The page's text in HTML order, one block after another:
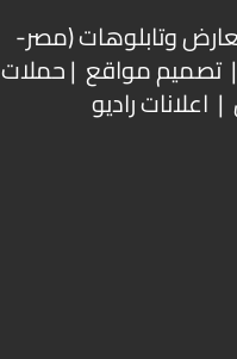
وتابلوهات(مصر-
| تصميم مواقع | حملات
راديو